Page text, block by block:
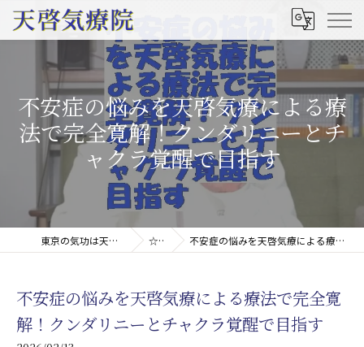
不安症の悩みを天啓気療による療
法で完全寛解！クンダリニーとチ
ャクラ覚醒で目指す
東京の気功は天啓気療院(天啓気功療法治療院) ☆コラム 不安症の悩みを天啓気療による療法で完全寛解！クンダリニーとチャクラ覚醒で目指す
不安症の悩みを天啓気療による療法で完全寛
解！クンダリニーとチャクラ覚醒で目指す